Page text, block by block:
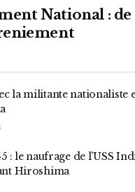
National : de
la militante nationaliste
: le naufrage de l’USS
Hiroshima